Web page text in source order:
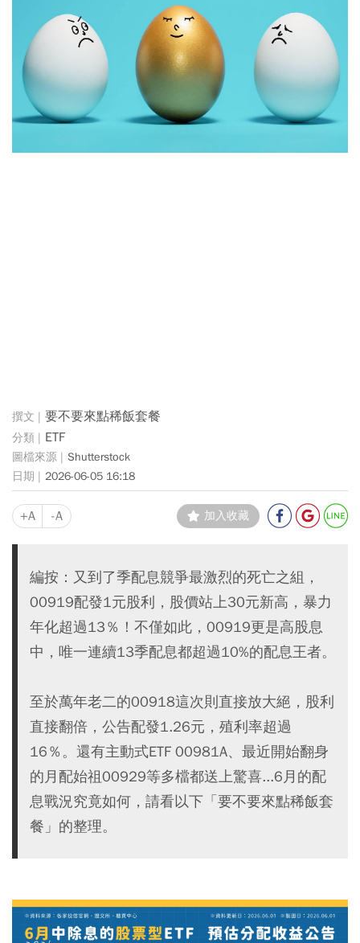
要不要來點稀飯套餐
ETF
Shutterstock
2026-06-05 16:18
+A -A 加入收藏
編按：又到了季配息競爭最激烈的死亡之組，
00919配發1元股利，股價站上30元新高，暴力
年化超過13％！不僅如此，00919更是高股息
中，唯一連續13季配息都超過10%的配息王者。
至於萬年老二的00918這次則直接放大絕，股利
直接翻倍，公告配發1.26元，殖利率超過
16％。還有主動式ETF 00981A、最近開始翻身
的月配始祖00929等多檔都送上驚喜...6月的配
息戰況究竟如何，請看以下「要不要來點稀飯套
餐」的整理。